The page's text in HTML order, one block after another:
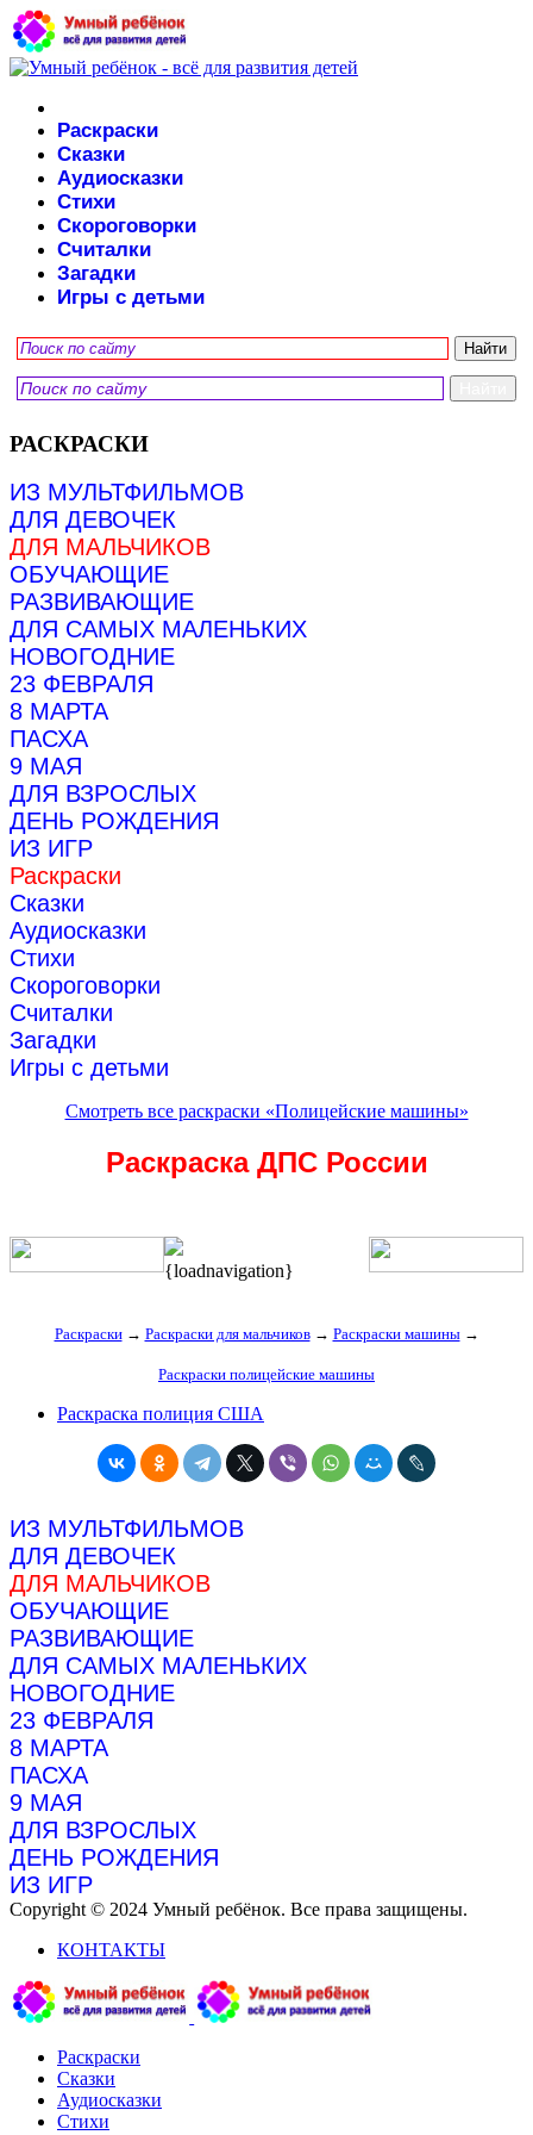
Раскраски
Сказки
Аудиосказки
Стихи
Скороговорки
Считалки
Загадки
Игры с детьми
РАСКРАСКИ
ИЗ МУЛЬТФИЛЬМОВ
ДЛЯ ДЕВОЧЕК
ДЛЯ МАЛЬЧИКОВ
ОБУЧАЮЩИЕ
РАЗВИВАЮЩИЕ
ДЛЯ САМЫХ МАЛЕНЬКИХ
НОВОГОДНИЕ
23 ФЕВРАЛЯ
8 МАРТА
ПАСХА
9 МАЯ
ДЛЯ ВЗРОСЛЫХ
ДЕНЬ РОЖДЕНИЯ
ИЗ ИГР
Раскраски
Сказки
Аудиосказки
Стихи
Скороговорки
Считалки
Загадки
Игры с детьми
Смотреть все раскраски «Полицейские машины»
Раскраска ДПС России
{loadnavigation}
Раскраски→ Раскраски для мальчиков→ Раскраски машины→
Раскраски полицейские машины
Раскраска полиция США
ИЗ МУЛЬТФИЛЬМОВ
ДЛЯ ДЕВОЧЕК
ДЛЯ МАЛЬЧИКОВ
ОБУЧАЮЩИЕ
РАЗВИВАЮЩИЕ
ДЛЯ САМЫХ МАЛЕНЬКИХ
НОВОГОДНИЕ
23 ФЕВРАЛЯ
8 МАРТА
ПАСХА
9 МАЯ
ДЛЯ ВЗРОСЛЫХ
ДЕНЬ РОЖДЕНИЯ
ИЗ ИГР
Copyright © 2024 Умный ребёнок. Все права защищены.
КОНТАКТЫ
Раскраски
Сказки
Аудиосказки
Стихи